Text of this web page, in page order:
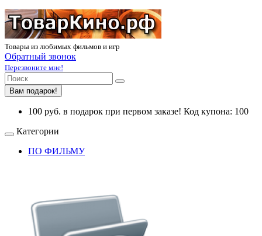
Товары из любимых фильмов и игр
Обратный звонок
Перезвоните мне!
Вам подарок!
100 руб. в подарок при первом заказе! Код купона: 100
Категории
ПО ФИЛЬМУ